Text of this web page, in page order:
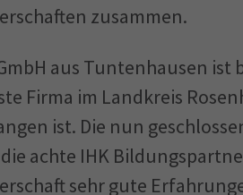
zusammen.
aus Tuntenhausen
Firma im Landkreis
ist. Die nun
achte IHK
sehr gute